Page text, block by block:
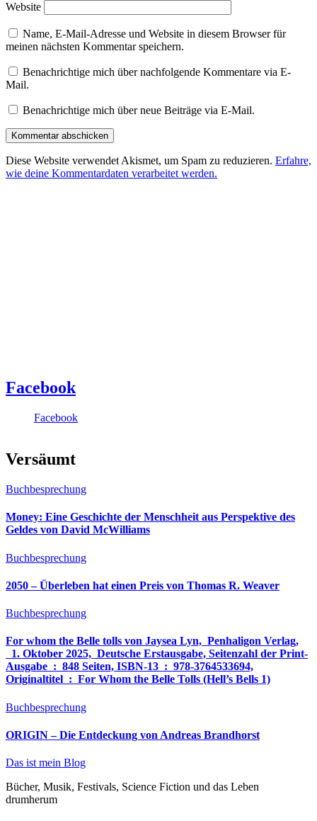
Website
Name, E-Mail-Adresse und Website in diesem Browser für
meinen nächsten Kommentar speichern.
Benachrichtige mich über nachfolgende Kommentare via E-
Mail.
Benachrichtige mich über neue Beiträge via E-Mail.
Diese Website verwendet Akismet, um Spam zu reduzieren. Erfahre,
wie deine Kommentardaten verarbeitet werden.
Facebook
Facebook
Versäumt
Buchbesprechung
Money: Eine Geschichte der Menschheit aus Perspektive des
Geldes von David McWilliams
Buchbesprechung
2050 – Überleben hat einen Preis von Thomas R. Weaver
Buchbesprechung
For whom the Belle tolls von Jaysea Lyn, ‎ Penhaligon Verlag,
‎ 1. Oktober 2025, ‎ Deutsche Erstausgabe, Seitenzahl der Print-
Ausgabe ‏ : ‎ 848 Seiten, ISBN-13 ‏ : ‎ 978-3764533694,
Originaltitel ‏ : ‎ For Whom the Belle Tolls (Hell’s Bells 1)
Buchbesprechung
ORIGIN – Die Entdeckung von Andreas Brandhorst
Das ist mein Blog
Bücher, Musik, Festivals, Science Fiction und das Leben
drumherum